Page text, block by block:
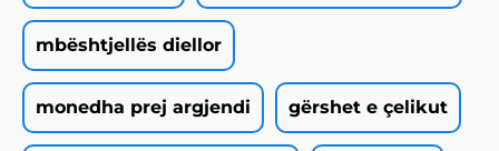
mbështjellës diellor
monedha prej argjendi gërshet e çelikut